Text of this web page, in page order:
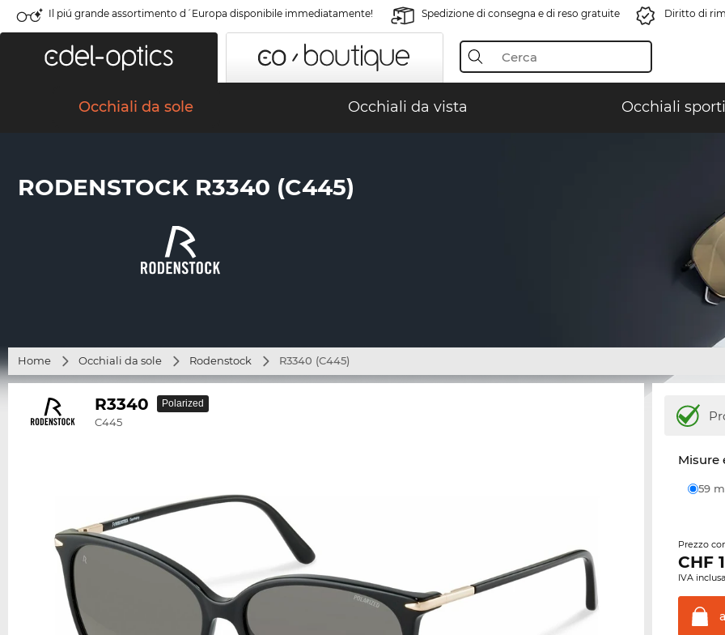
Il piú grande assortimento d´Europa disponibile immediatamente! Spedizione di consegna e di reso gratuite Diritto di
Occhiali da sole Occhiali da vista Occhiali
RODENSTOCK R3340 (C445)
Home Occhiali da sole Rodenstock R3340 (C445)
R3340
C445
Polarized
Misure
59
Prezzo
CHF
IVA